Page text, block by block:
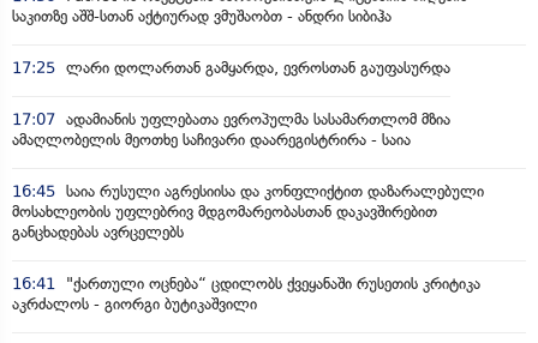
საკითზე აშშ-სთან აქტიურად ვმუშაობთ - ანდრი სიბიჰა
17:25 ლარი დოლართან გამყარდა, ევროსთან გაუფასურდა
17:07 ადამიანის უფლებათა ევროპულმა სასამართლომ მზია
ამაღლობელის მეოთხე საჩივარი დაარეგისტრირა - საია
16:45 საია რუსული აგრესიისა და კონფლიქტით დაზარალებული
მოსახლეობის უფლებრივ მდგომარეობასთან დაკავშირებით
განცხადებას ავრცელებს
16:41
"ქართული ოცნება“ ცდილობს ქვეყანაში რუსეთის კრიტიკა
აკრძალოს - გიორგი ბუტიკაშვილი